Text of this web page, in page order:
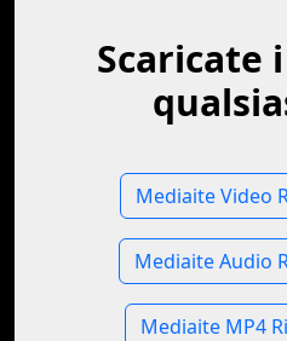
Scaricate
Mediaite Video
Mediaite Audio
Mediaite MP4